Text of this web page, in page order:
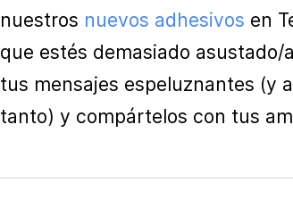
nuestros nuevos adhesivos en
que estés demasiado asustado/
tus mensajes espeluznantes (y
tanto) y compártelos con tus